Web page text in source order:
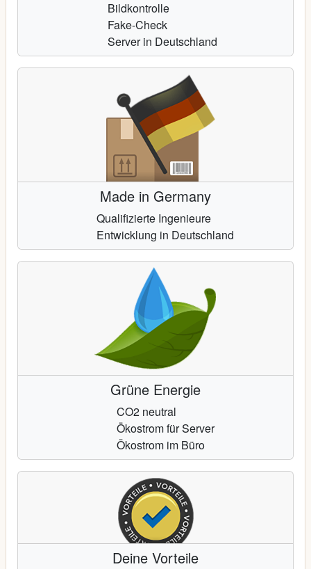
Bildkontrolle
Fake-Check
Server in Deutschland
Made in Germany
Qualifizierte Ingenieure
Entwicklung in Deutschland
Grüne Energie
CO2 neutral
Ökostrom für Server
Ökostrom im Büro
Deine Vorteile